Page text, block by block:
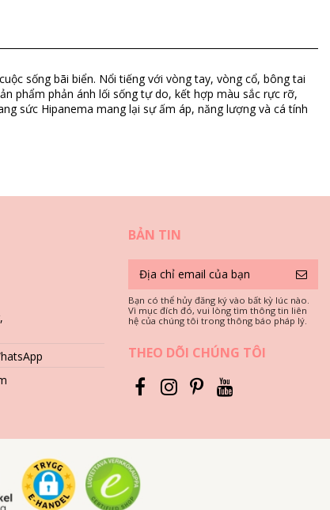
sống bãi biển. Nổi tiếng với vòng tay, vòng cổ, bông tai
phẩm phản ánh lối sống tự do, kết hợp màu sắc rực rỡ,
sức Hipanema mang lại sự ấm áp, năng lượng và cá tính
BẢN TIN
Bạn có thể hủy đăng ký vào bất kỳ lúc nào.
Vì mục đích đó, vui lòng tìm thông tin liên
hệ của chúng tôi trong thông báo pháp lý.
THEO DÕI CHÚNG TÔI